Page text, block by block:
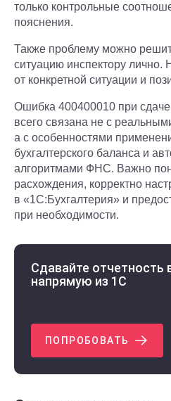
только контрольные
пояснения.
Также проблему можно
ситуацию инспектору лично.
от конкретной ситуации и
Ошибка 400400010 при
всего связана не с
а с особенностями
бухгалтерского баланса и
алгоритмами ФНС. Важно
расхождения, корректно
в «1С:Бухгалтерия» и
при необходимости.
Сдавайте отчетность
напрямую из 1С
ПОПРОБОВАТЬ